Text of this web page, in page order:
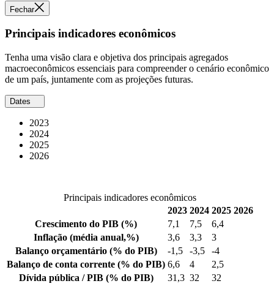
Fechar
Principais indicadores econômicos
Tenha uma visão clara e objetiva dos principais agregados
macroeconômicos essenciais para compreender o cenário econômico
de um país, juntamente com as projeções futuras.
Dates
2023
2024
2025
2026
Principais indicadores econômicos
2023 2024 2025 2026
Crescimento do PIB (%) 7,1 7,5
6,4
Inflação (média anual,%) 3,6 3,3
3
Balanço orçamentário (% do PIB) -1,5 -3,5
-4
Balanço de conta corrente (% do PIB) 6,6 4
2,5
Dívida pública / PIB (% do PIB) 31,3 32 32